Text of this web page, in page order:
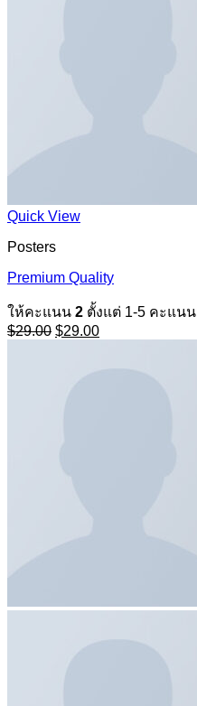
Quick View
Posters
Premium Quality
ให้คะแนน 2 ตั้งแต่ 1-5 คะแนน
$29.00 Original
$29.00.
$29.00Current